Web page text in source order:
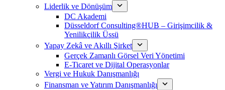
Liderlik ve Dönüşüm
DC Akademi
Düsseldorf Consulting®HUB – Girişimcilik &
Yenilikçilik Üssü
Yapay Zekâ ve Akıllı Şirket
Gerçek Zamanlı Görsel Veri Yönetimi
E-Ticaret ve Dijital Operasyonlar
Vergi ve Hukuk Danışmanlığı
Finansman ve Yatırım Danışmanlığı